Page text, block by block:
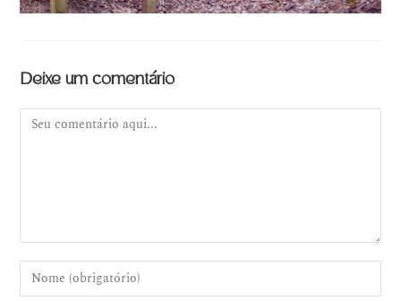
Deixe um comentário